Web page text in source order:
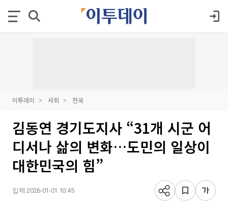
이투데이 사회 전국
김동연 경기도지사 “31개 시군 어
디서나 삶의 변화…도민의 일상이
대한민국의 힘”
입력 2026-01-01 10:45